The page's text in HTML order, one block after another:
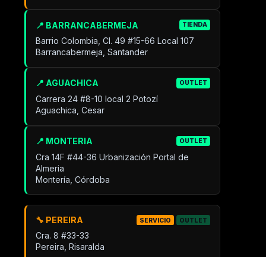
📍 BARRANCABERMEJA TIENDA
Barrio Colombia, Cl. 49 #15-66 Local 107
Barrancabermeja, Santander
📍 AGUACHICA OUTLET
Carrera 24 #8-10 local 2 Potozí
Aguachica, Cesar
📍 MONTERIA OUTLET
Cra 14F #44-36 Urbanización Portal de
Almeria
Montería, Córdoba
🔧 PEREIRA SERVICIO OUTLET
Cra. 8 #33-33
Pereira, Risaralda